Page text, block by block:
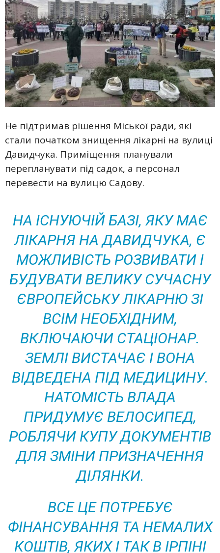
Не підтримав рішення Міської ради, які
стали початком знищення лікарні на вулиці
Давидчука. Приміщення планували
перепланувати під садок, а персонал
перевести на вулицю Садову.
НА ІСНУЮЧІЙ БАЗІ, ЯКУ МАЄ
ЛІКАРНЯ НА ДАВИДЧУКА, Є
МОЖЛИВІСТЬ РОЗВИВАТИ І
БУДУВАТИ ВЕЛИКУ СУЧАСНУ
ЄВРОПЕЙСЬКУ ЛІКАРНЮ ЗІ
ВСІМ НЕОБХІДНИМ,
ВКЛЮЧАЮЧИ СТАЦІОНАР.
ЗЕМЛІ ВИСТАЧАЄ І ВОНА
ВІДВЕДЕНА ПІД МЕДИЦИНУ.
НАТОМІСТЬ ВЛАДА
ПРИДУМУЄ ВЕЛОСИПЕД,
РОБЛЯЧИ КУПУ ДОКУМЕНТІВ
ДЛЯ ЗМІНИ ПРИЗНАЧЕННЯ
ДІЛЯНКИ.
ВСЕ ЦЕ ПОТРЕБУЄ
ФІНАНСУВАННЯ ТА НЕМАЛИХ
КОШТІВ, ЯКИХ І ТАК В ІРПІНІ